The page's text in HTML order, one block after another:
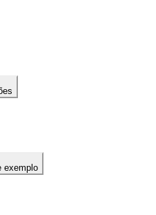
exemplo